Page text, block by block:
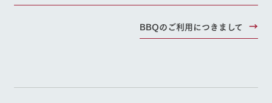
BBQのご利用につきまして